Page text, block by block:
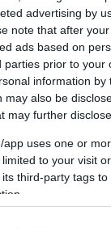
advertising by
note that after
ads based on
parties prior to
information by
may also be
may further
uses one or
to your visit
third-party tags